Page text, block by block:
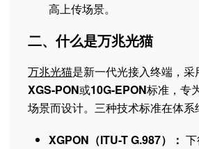
高上传场景。
二、什么是万兆光猫
万兆光猫是新一代光接入终端，采
XGS-PON或10G-EPON标准，专
场景而设计。三种技术标准在体系
XGPON（ITU-T G.987）：